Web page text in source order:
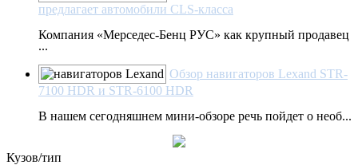
предлагает автомобили CLS-класса
Компания «Мерседес-Бенц РУС» как крупный продавец
...
Обзор навигаторов Lexand STR-
7100 HDR и STR-6100 HDR
В нашем сегодняшнем мини-обзоре речь пойдет о необ...
Кузов/тип